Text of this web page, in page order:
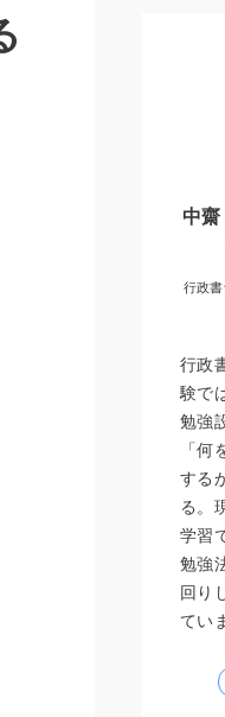
中
行政
行政
験で
勉強
「
する
る。
学習
勉強
回り
てい